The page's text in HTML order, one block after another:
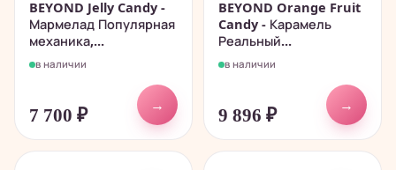
BEYOND Jelly Candy -
Мармелад Популярная
механика,...
в наличии
7 700 ₽
→
BEYOND Orange Fruit
Candy - Карамель
Реальный...
в наличии
9 896 ₽
→